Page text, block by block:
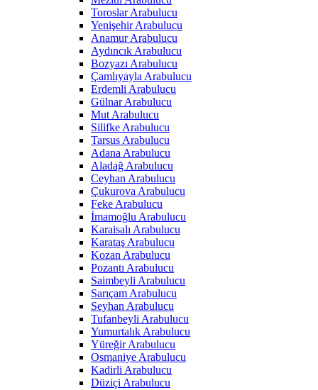
Toroslar Arabulucu
Yenişehir Arabulucu
Anamur Arabulucu
Aydıncık Arabulucu
Bozyazı Arabulucu
Çamlıyayla Arabulucu
Erdemli Arabulucu
Gülnar Arabulucu
Mut Arabulucu
Silifke Arabulucu
Tarsus Arabulucu
Adana Arabulucu
Aladağ Arabulucu
Ceyhan Arabulucu
Çukurova Arabulucu
Feke Arabulucu
İmamoğlu Arabulucu
Karaisalı Arabulucu
Karataş Arabulucu
Kozan Arabulucu
Pozantı Arabulucu
Saimbeyli Arabulucu
Sarıçam Arabulucu
Seyhan Arabulucu
Tufanbeyli Arabulucu
Yumurtalık Arabulucu
Yüreğir Arabulucu
Osmaniye Arabulucu
Kadirli Arabulucu
Düziçi Arabulucu